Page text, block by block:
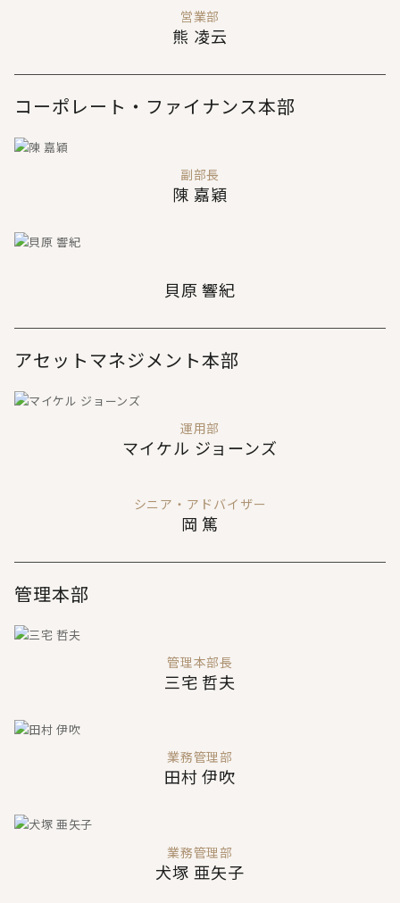
営業部
熊 凌云
コーポレート・ファイナンス本部
副部長
陳 嘉穎
貝原 響紀
アセットマネジメント本部
運用部
マイケル ジョーンズ
シニア・アドバイザー
岡 篤
管理本部
管理本部長
三宅 哲夫
業務管理部
田村 伊吹
業務管理部
犬塚 亜矢子